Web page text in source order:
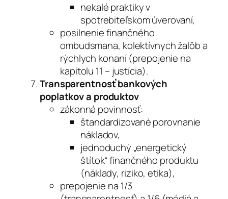
nekalé praktiky v
spotrebiteľskom úverovaní,
posilnenie finančného
ombudsmana, kolektívnych žalôb a
rýchlych konaní (prepojenie na
kapitolu 11 – justícia).
Transparentnosť bankových
poplatkov a produktov
zákonná povinnosť:
štandardizované porovnanie
nákladov,
jednoduchý „energetický
štítok“ finančného produktu
(náklady, riziko, etika),
prepojenie na 1/3